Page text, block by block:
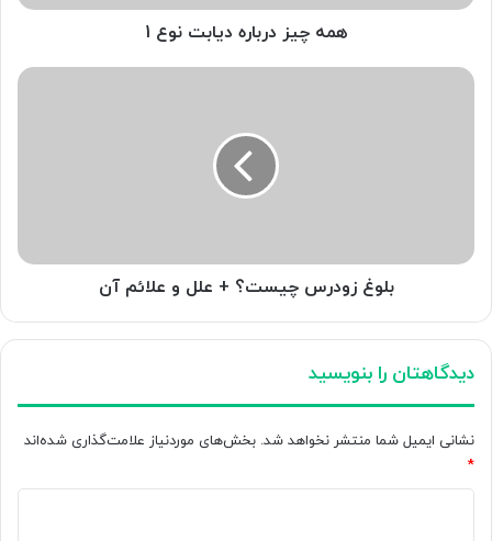
همه چیز درباره دیابت نوع 1
بلوغ
بلوغ زودرس چیست؟ + علل و علائم آن
دیدگاهتان را بنویسید
نشانی ایمیل شما منتشر نخواهد شد. بخش‌های موردنیاز علامت‌گذاری شده‌اند
*